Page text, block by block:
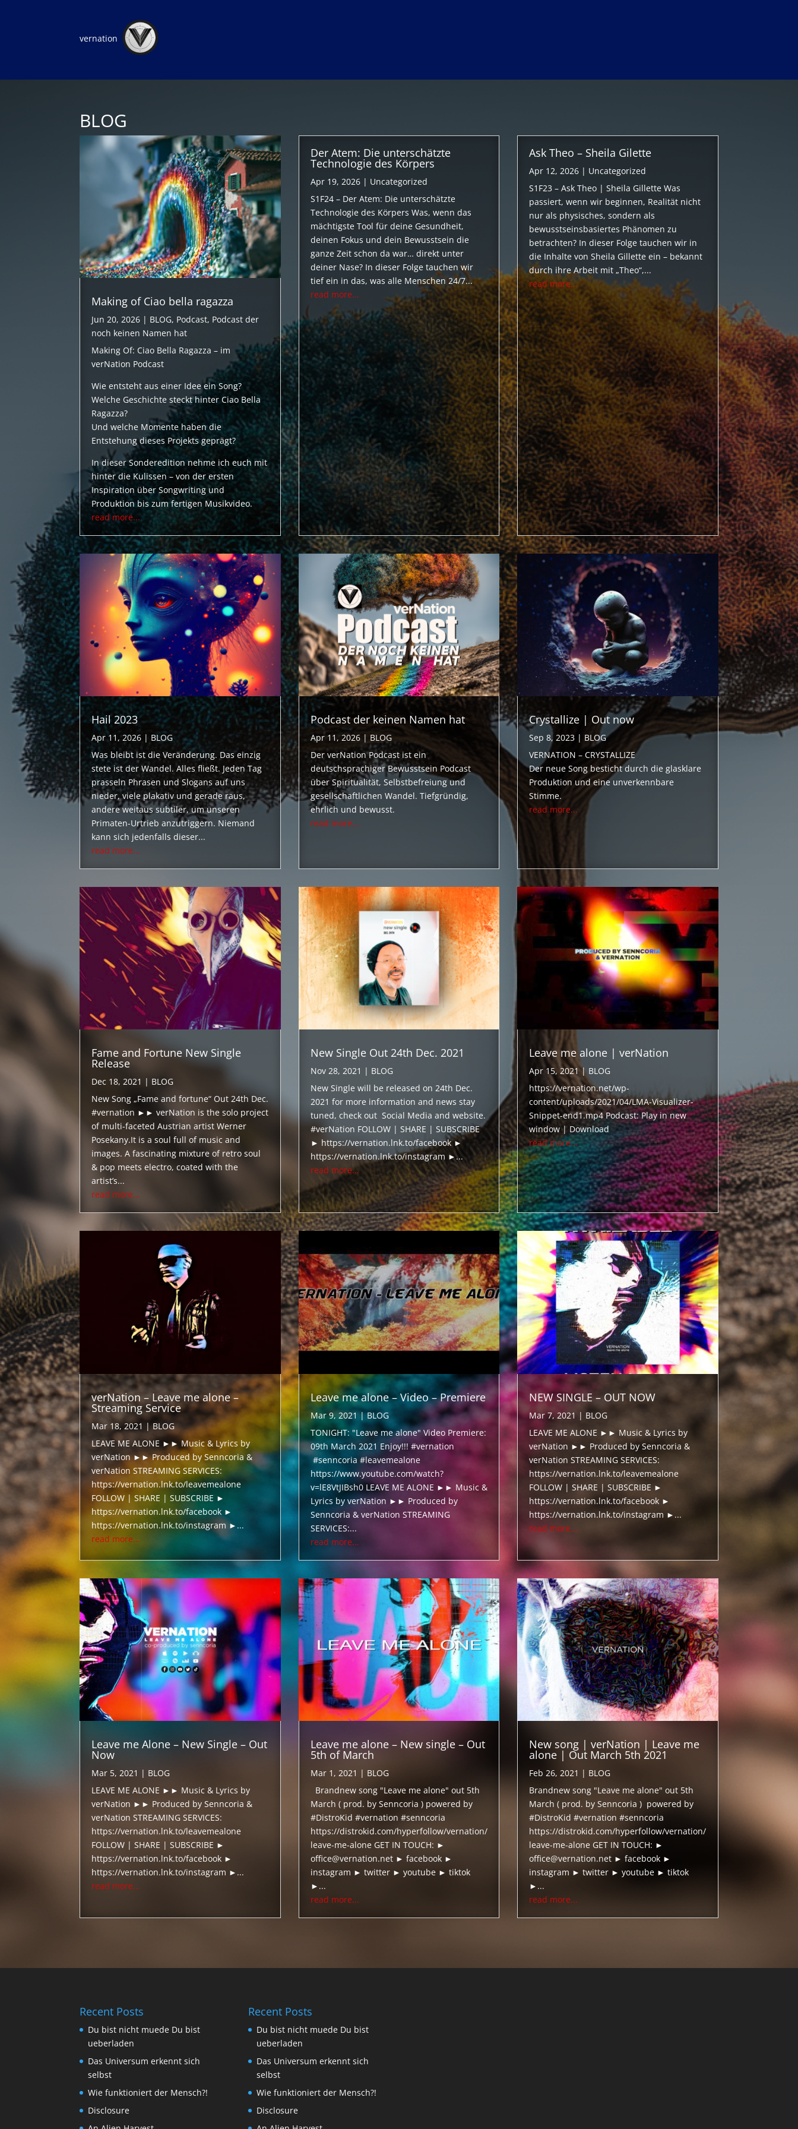
vernation
BLOG
Making of Ciao bella ragazza
Jun 20, 2026 | BLOG, Podcast, Podcast der
noch keinen Namen hat
Making Of: Ciao Bella Ragazza – im
verNation Podcast
Wie entsteht aus einer Idee ein Song?
Welche Geschichte steckt hinter Ciao Bella
Ragazza?
Und welche Momente haben die
Entstehung dieses Projekts geprägt?
In dieser Sonderedition nehme ich euch mit
hinter die Kulissen – von der ersten
Inspiration über Songwriting und
Produktion bis zum fertigen Musikvideo.
read more...
Der Atem: Die unterschätzte
Technologie des Körpers
Apr 19, 2026| Uncategorized
S1F24 – Der Atem: Die unterschätzte
Technologie des Körpers Was, wenn das
mächtigste Tool für deine Gesundheit,
deinen Fokus und dein Bewusstsein die
ganze Zeit schon da war… direkt unter
deiner Nase? In dieser Folge tauchen wir
tief ein in das, was alle Menschen 24/7...
read more...
Ask Theo – Sheila Gilette
Apr 12, 2026 | Uncategorized
S1F23 – Ask Theo | Sheila Gillette Was
passiert, wenn wir beginnen, Realität nicht
nur als physisches, sondern als
bewusstseinsbasiertes Phänomen zu
betrachten? In dieser Folge tauchen wir in
die Inhalte von Sheila Gillette ein – bekannt
durch ihre Arbeit mit „Theo“,...
read more...
Hail 2023
Apr 11, 2026 | BLOG
Was bleibt ist die Veränderung. Das einzig
stete ist der Wandel. Alles fließt. Jeden Tag
prasseln Phrasen und Slogans auf uns
nieder, viele plakativ und gerade raus,
andere weitaus subtiler, um unseren
Primaten-Urtrieb anzutriggern. Niemand
kann sich jedenfalls dieser...
read more...
Podcast der keinen Namen hat
Apr 11, 2026| BLOG
Der verNation Podcast ist ein
deutschsprachiger Bewusstsein Podcast
über Spiritualität, Selbstbefreiung und
gesellschaftlichen Wandel. Tiefgründig,
ehrlich und bewusst.
read more...
Crystallize | Out now
Sep 8, 2023 | BLOG
VERNATION – CRYSTALLIZE
Der neue Song besticht durch die glasklare
Produktion und eine unverkennbare
Stimme.
read more...
Fame and Fortune New Single
Release
Dec 18, 2021 | BLOG
New Song „Fame and fortune“ Out 24th Dec.
#vernation ►► verNation is the solo project
of multi-faceted Austrian artist Werner
Posekany.It is a soul full of music and
images. A fascinating mixture of retro soul
& pop meets electro, coated with the
artist’s...
read more...
New Single Out 24th Dec. 2021
Nov 28, 2021 | BLOG
New Single will be released on 24th Dec.
2021 for more information and news stay
tuned, check out Social Media and website.
#verNation FOLLOW | SHARE | SUBSCRIBE
► https://vernation.lnk.to/facebook ►
https://vernation.lnk.to/instagram ►...
read more...
Leave me alone | verNation
Apr 15, 2021| BLOG
https://vernation.net/wp-
content/uploads/2021/04/LMA-Visualizer-
Snippet-end1.mp4 Podcast: Play in new
window | Download
read more...
verNation – Leave me alone –
Streaming Service
Mar 18, 2021 |BLOG
LEAVE ME ALONE ►► Music & Lyrics by
verNation ►► Produced by Senncoria &
verNation STREAMING SERVICES:
https://vernation.lnk.to/leavemealone
FOLLOW | SHARE | SUBSCRIBE ►
https://vernation.lnk.to/facebook ►
https://vernation.lnk.to/instagram ►...
read more...
Leave me alone – Video – Premiere
Mar 9, 2021|BLOG
TONIGHT: "Leave me alone" Video Premiere:
09th March 2021 Enjoy!!! #vernation
#senncoria #leavemealone
https://www.youtube.com/watch?
v=lE8VtJIBsh0 LEAVE ME ALONE ►► Music &
Lyrics by verNation ►► Produced by
Senncoria & verNation STREAMING
SERVICES:...
read more...
NEW SINGLE – OUT NOW
Mar 7, 2021 | BLOG
LEAVE ME ALONE ►► Music & Lyrics by
verNation ►► Produced by Senncoria &
verNation STREAMING SERVICES:
https://vernation.lnk.to/leavemealone
FOLLOW | SHARE | SUBSCRIBE ►
https://vernation.lnk.to/facebook ►
https://vernation.lnk.to/instagram ►...
read more...
Leave me Alone – New Single – Out
Now
Mar 5, 2021 | BLOG
LEAVE ME ALONE ►► Music & Lyrics by
verNation ►► Produced by Senncoria &
verNation STREAMING SERVICES:
https://vernation.lnk.to/leavemealone
FOLLOW | SHARE | SUBSCRIBE ►
https://vernation.lnk.to/facebook ►
https://vernation.lnk.to/instagram ►...
read more...
Leave me alone – New single – Out
5th of March
Mar 1, 2021 | BLOG
Brandnew song "Leave me alone" out 5th
March ( prod. by Senncoria ) powered by
#DistroKid #vernation #senncoria
https://distrokid.com/hyperfollow/vernation/
leave-me-alone GET IN TOUCH: ►
office@vernation.net ► facebook ►
instagram ► twitter ► youtube ► tiktok
►...
read more...
New song | verNation | Leave me
alone | Out March 5th 2021
Feb 26, 2021 | BLOG
Brandnew song "Leave me alone" out 5th
March ( prod. by Senncoria ) powered by
#DistroKid #vernation #senncoria
https://distrokid.com/hyperfollow/vernation/
leave-me-alone GET IN TOUCH: ►
office@vernation.net ► facebook ►
instagram ► twitter ► youtube ► tiktok
►...
read more...
Recent Posts
Du bist nicht muede Du bist
ueberladen
Das Universum erkennt sich
selbst
Wie funktioniert der Mensch?!
Disclosure
Recent Posts
Du bist nicht muede Du bist
ueberladen
Das Universum erkennt sich
selbst
Wie funktioniert der Mensch?!
Disclosure